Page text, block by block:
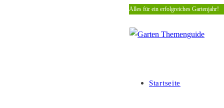
Zum
springen
Alles für ein erfolgreiches Gartenjahr!
Startseite